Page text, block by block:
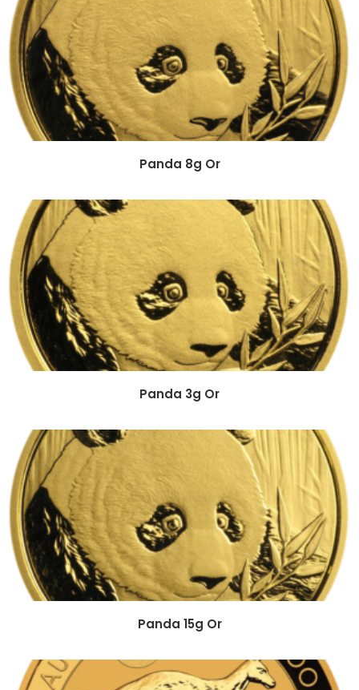
Panda 8g Or
Panda 3g Or
Panda 15g Or